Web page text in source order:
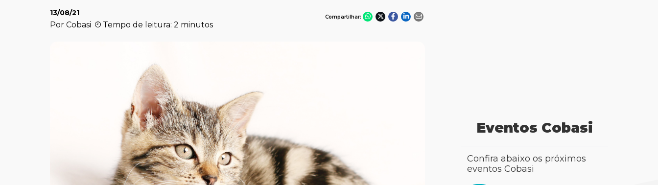
13/08/21
Por Cobasi Tempo de leitura: 2 minutos
Compartilhar:
Eventos Cobasi
Confira abaixo os próximos
eventos Cobasi